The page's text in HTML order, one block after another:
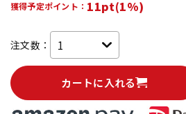
獲得予定ポイント： 11pt(1%)
注文数：
カートに入れる